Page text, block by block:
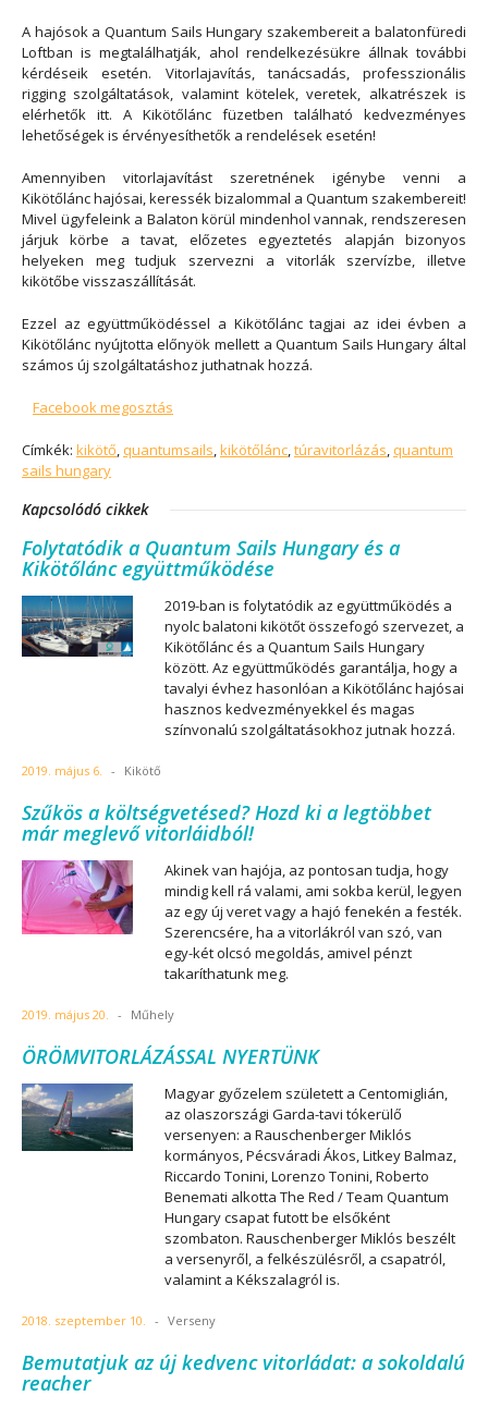
A hajósok a Quantum Sails Hungary szakembereit a balatonfüredi
Loftban is megtalálhatják, ahol rendelkezésükre állnak további
kérdéseik esetén. Vitorlajavítás, tanácsadás, professzionális
rigging szolgáltatások, valamint kötelek, veretek, alkatrészek is
elérhetők itt. A Kikötőlánc füzetben található kedvezményes
lehetőségek is érvényesíthetők a rendelések esetén!
Amennyiben vitorlajavítást szeretnének igénybe venni a
Kikötőlánc hajósai, keressék bizalommal a Quantum szakembereit!
Mivel ügyfeleink a Balaton körül mindenhol vannak, rendszeresen
járjuk körbe a tavat, előzetes egyeztetés alapján bizonyos
helyeken meg tudjuk szervezni a vitorlák szervízbe, illetve
kikötőbe visszaszállítását.
Ezzel az együttműködéssel a Kikötőlánc tagjai az idei évben a
Kikötőlánc nyújtotta előnyök mellett a Quantum Sails Hungary által
számos új szolgáltatáshoz juthatnak hozzá.
Facebook megosztás
Címkék: kikötő, quantumsails,kikötőlánc,túravitorlázás, quantum
sails hungary
Kapcsolódó cikkek
Folytatódik a Quantum Sails Hungary és a
Kikötőlánc együttműködése
2019-ban is folytatódik az együttműködés a
nyolc balatoni kikötőt összefogó szervezet, a
Kikötőlánc és a Quantum Sails Hungary
között. Az együttműködés garantálja, hogy a
tavalyi évhez hasonlóan a Kikötőlánc hajósai
hasznos kedvezményekkel és magas
színvonalú szolgáltatásokhoz jutnak hozzá.
2019. május 6. - Kikötő
Szűkös a költségvetésed? Hozd ki a legtöbbet
már meglevő vitorláidból!
Akinek van hajója, az pontosan tudja, hogy
mindig kell rá valami, ami sokba kerül, legyen
az egy új veret vagy a hajó fenekén a festék.
Szerencsére, ha a vitorlákról van szó, van
egy-két olcsó megoldás, amivel pénzt
takaríthatunk meg.
2019. május 20. - Műhely
ÖRÖMVITORLÁZÁSSAL NYERTÜNK
Magyar győzelem született a Centomiglián,
az olaszországi Garda-tavi tókerülő
versenyen: a Rauschenberger Miklós
kormányos, Pécsváradi Ákos, Litkey Balmaz,
Riccardo Tonini, Lorenzo Tonini, Roberto
Benemati alkotta The Red / Team Quantum
Hungary csapat futott be elsőként
szombaton. Rauschenberger Miklós beszélt
a versenyről, a felkészülésről, a csapatról,
valamint a Kékszalagról is.
2018. szeptember 10. - Verseny
Bemutatjuk az új kedvenc vitorládat: a sokoldalú
reacher